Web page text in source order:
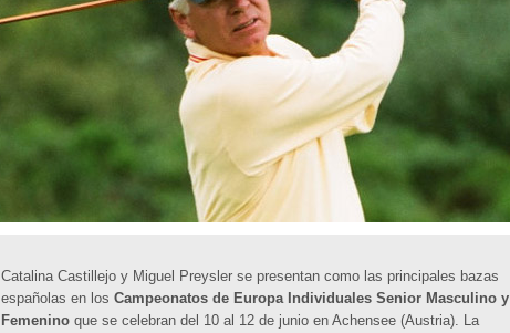
Catalina Castillejo y Miguel Preysler se presentan como las principales bazas
españolas en los Campeonatos de Europa Individuales Senior Masculino y
Femenino que se celebran del 10 al 12 de junio en Achensee (Austria). La